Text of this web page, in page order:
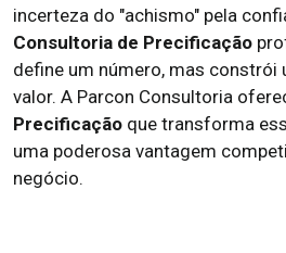
incerteza do "achismo" pela
Consultoria de Precificação
define um número, mas constrói
valor. A Parcon Consultoria
Precificação que transforma
uma poderosa vantagem
negócio.